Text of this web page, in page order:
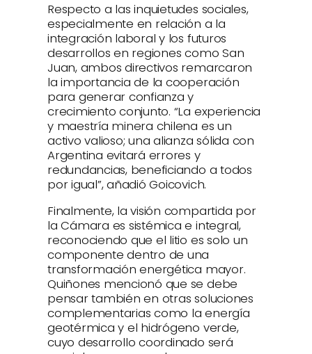
Respecto a las inquietudes sociales,
especialmente en relación a la
integración laboral y los futuros
desarrollos en regiones como San
Juan, ambos directivos remarcaron
la importancia de la cooperación
para generar confianza y
crecimiento conjunto. “La experiencia
y maestría minera chilena es un
activo valioso; una alianza sólida con
Argentina evitará errores y
redundancias, beneficiando a todos
por igual”, añadió Goicovich.
Finalmente, la visión compartida por
la Cámara es sistémica e integral,
reconociendo que el litio es solo un
componente dentro de una
transformación energética mayor.
Quiñones mencionó que se debe
pensar también en otras soluciones
complementarias como la energía
geotérmica y el hidrógeno verde,
cuyo desarrollo coordinado será